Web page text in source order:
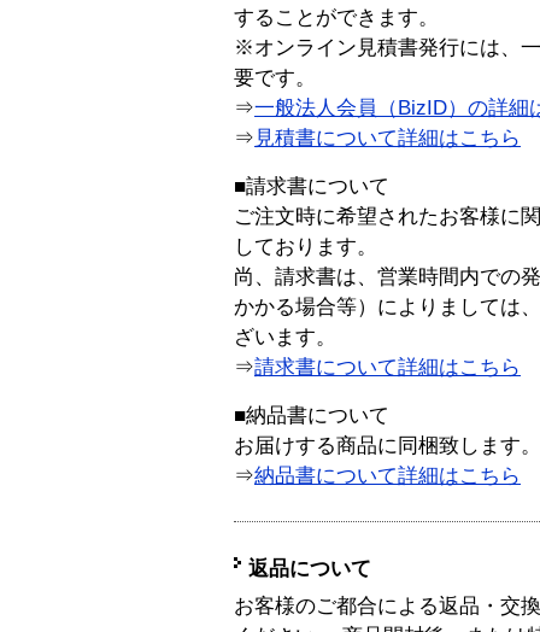
することができます。
※オンライン見積書発行には、
要です。
⇒一般法人会員（BizID）の詳細
⇒ 見積書について詳細はこちら
■請求書について
ご注文時に希望されたお客様に
しております。
尚、請求書は、営業時間内での
かかる場合等）によりましては
ざいます。
⇒請求書について詳細はこちら
■納品書について
お届けする商品に同梱致します。
⇒納品書について詳細はこちら
返品について
お客様のご都合による返品・交